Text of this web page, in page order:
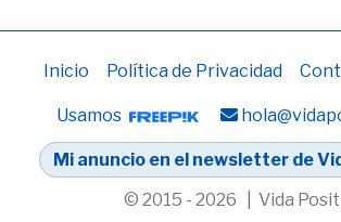
Inicio Política de Privacidad
Usamos
Mi anuncio en el newsletter de
© 2015 - 2026 | Vida